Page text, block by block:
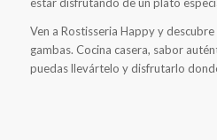
estar disfrutando de un plato
Ven a Rostisseria Happy y
gambas. Cocina casera, sabor
puedas llevártelo y disfrutarlo